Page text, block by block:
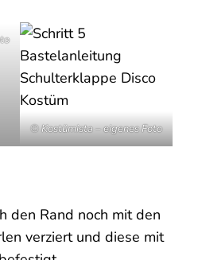
© Kostümista – eigenes Foto
den Rand noch mit den
verziert und diese mit